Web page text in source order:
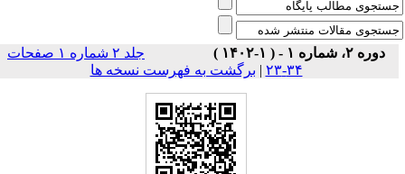
دوره ۲، شماره ۱ - ( ۱-۱۴۰۲ )
جلد ۲ شماره ۱ صفحات
۳۴-۲۳
|برگشت به فهرست نسخه ها